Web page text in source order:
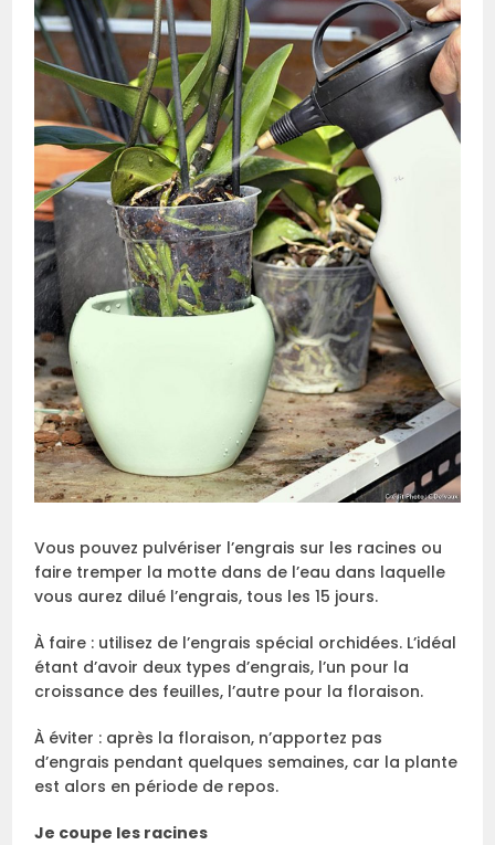
Vous pouvez pulvériser l’engrais sur les racines ou
faire tremper la motte dans de l’eau dans laquelle
vous aurez dilué l’engrais, tous les 15 jours.
À faire : utilisez de l’engrais spécial orchidées. L’idéal
étant d’avoir deux types d’engrais, l’un pour la
croissance des feuilles, l’autre pour la floraison.
À éviter : après la floraison, n’apportez pas
d’engrais pendant quelques semaines, car la plante
est alors en période de repos.
Je coupe les racines